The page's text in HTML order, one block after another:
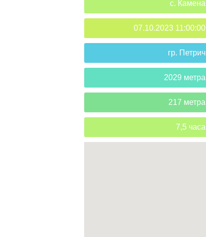
с. Камена
07.10.2023 11:00:00
гр. Петрич
2029 метра
217 метра
7,5 часа